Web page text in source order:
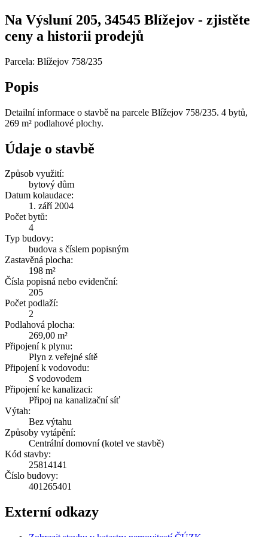
Na Výsluní 205, 34545 Blížejov - zjistěte
ceny a historii prodejů
Parcela: Blížejov 758/235
Popis
Detailní informace o stavbě na parcele Blížejov 758/235. 4 bytů,
269 m² podlahové plochy.
Údaje o stavbě
Způsob využití:
bytový dům
Datum kolaudace:
1. září 2004
Počet bytů:
4
Typ budovy:
budova s číslem popisným
Zastavěná plocha:
198 m²
Čísla popisná nebo evidenční:
205
Počet podlaží:
2
Podlahová plocha:
269,00 m²
Připojení k plynu:
Plyn z veřejné sítě
Připojení k vodovodu:
S vodovodem
Připojení ke kanalizaci:
Připoj na kanalizační síť
Výtah:
Bez výtahu
Způsoby vytápění:
Centrální domovní (kotel ve stavbě)
Kód stavby:
25814141
Číslo budovy:
401265401
Externí odkazy